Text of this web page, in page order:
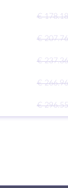
€ 178.18
€ 207.76
€ 237.36
€ 266.96
€ 296.55